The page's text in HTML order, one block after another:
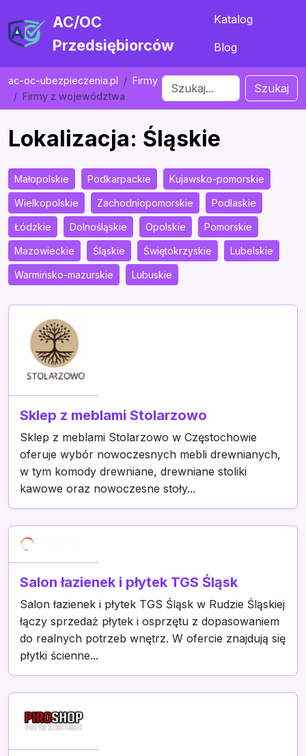
AC/OC
Przedsiębiorców
Katalog
Blog
ac-oc-ubezpieczenia.pl
Firmy
Firmy z województwa
Szukaj
Lokalizacja: Śląskie
Małopolskie Podkarpackie Kujawsko-pomorskie
Wielkopolskie Zachodniopomorskie Podlaskie
Łódzkie Dolnośląskie Opolskie Pomorskie
Mazowieckie Śląskie Świętokrzyskie Lubelskie
Warmińsko-mazurskie Lubuskie
Sklep z meblami Stolarzowo
Sklep z meblami Stolarzowo w Częstochowie
oferuje wybór nowoczesnych mebli drewnianych,
w tym komody drewniane, drewniane stoliki
kawowe oraz nowoczesne stoły...
Salon łazienek i płytek TGS Śląsk
Salon łazienek i płytek TGS Śląsk w Rudzie Śląskiej
łączy sprzedaż płytek i osprzętu z dopasowaniem
do realnych potrzeb wnętrz. W ofercie znajdują się
płytki ścienne...